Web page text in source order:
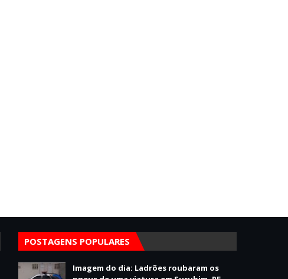
POSTAGENS POPULARES
Imagem do dia: Ladrões roubaram os